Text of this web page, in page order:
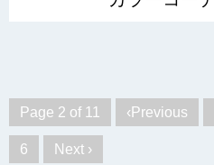
Page 2 of 11 ‹Previous
6 Next ›